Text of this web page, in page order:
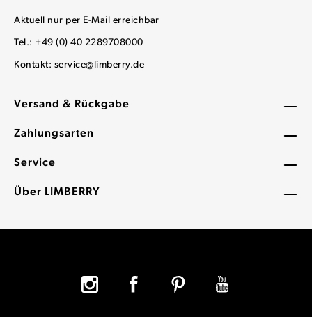
Versand & Rückgabe
Zahlungsarten
Service
Über LIMBERRY
Aktuell nur per E-Mail erreichbar
Tel.: +49 (0) 40 2289708000
Kontakt: service@limberry.de